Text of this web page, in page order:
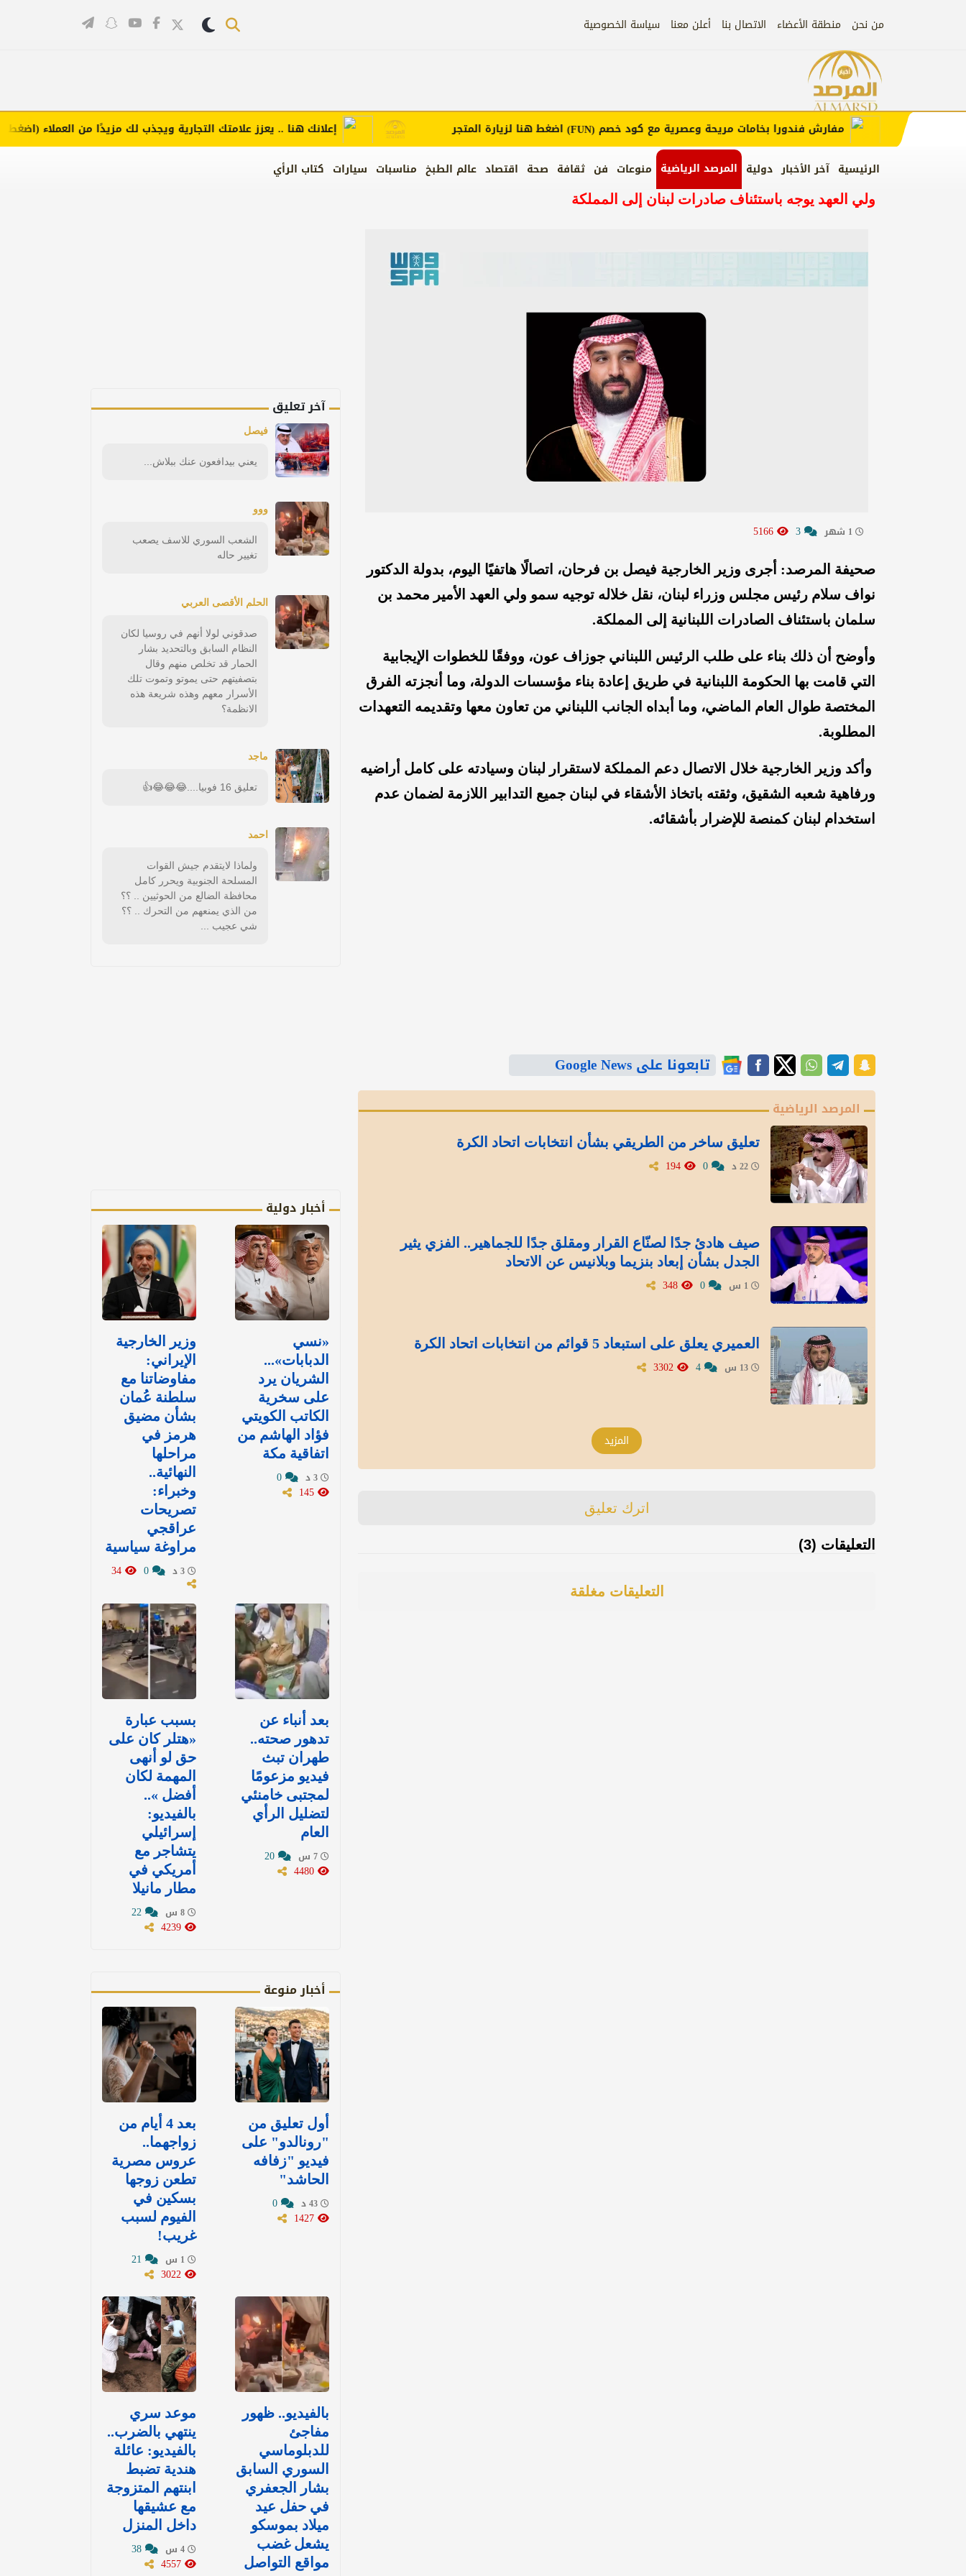
من نحن منطقة الأعضاء الاتصال بنا أعلن معنا سياسة الخصوصية
الرئيسية آخر الأخبار دولية المرصد الرياضية منوعات فن ثقافة صحة اقتصاد عالم الطبخ مناسبات سيارات كتاب الرأي
إعلانك هنا .. يعزز علامتك التجارية ويجذب لك مزيدًا من العملاء (اضغط لطلب مفارش فندورا بخامات مريحة وعصرية مع كود خصم(FUN)اضغط هنا لزيارة المتجر
ولي العهد يوجه باستئناف صادرات لبنان إلى المملكة
صحيفة المرصد: أجرى وزير الخارجية فيصل بن فرحان، اتصالًا هاتفيًا اليوم، بدولة الدكتور
نواف سلام رئيس مجلس وزراء لبنان، نقل خلاله توجيه سمو ولي العهد الأمير محمد بن
سلمان باستئناف الصادرات اللبنانية إلى المملكة.
وأوضح أن ذلك بناء على طلب الرئيس اللبناني جوزاف عون، ووفقًا للخطوات الإيجابية
التي قامت بها الحكومة اللبنانية في طريق إعادة بناء مؤسسات الدولة، وما أنجزته الفرق
المختصة طوال العام الماضي، وما أبداه الجانب اللبناني من تعاون معها وتقديمه التعهدات
المطلوبة.
وأكد وزير الخارجية خلال الاتصال دعم المملكة لاستقرار لبنان وسيادته على كامل أراضيه
ورفاهية شعبه الشقيق، وثقته باتخاذ الأشقاء في لبنان جميع التدابير اللازمة لضمان عدم
استخدام لبنان كمنصة للإضرار بأشقائه.
تابعونا على Google News
المرصد الرياضية
تعليق ساخر من الطريقي بشأن انتخابات اتحاد الكرة
صيف هادئ جدًا لصنّاع القرار ومقلق جدًا للجماهير.. الفزي يثير
الجدل بشأن إبعاد بنزيما وبلانيس عن الاتحاد
العميري يعلق على استبعاد 5 قوائم من انتخابات اتحاد الكرة
المزيد
اترك تعليق
التعليقات (3)
التعليقات مغلقة
آخر تعليق
فيصل
يعني بيدافعون عنك ببلاش...
ووو
الشعب السوري للاسف يصعب
تغيير حاله
الحلم الأقصى العربي
صدقوني لولا أنهم في روسيا لكان
النظام السابق وبالتحديد بشار
الحمار قد تخلص منهم وقال
بتصفيتهم حتى يموتو وتموت تلك
الأسرار معهم وهذه شريعة هذه
الانظمة؟
ماجد
تعليق 16 فوبيا....😂😂😂👍
احمد
ولماذا لايتقدم جيش القوات
المسلحة الجنوبية ويحرر كامل
محافظة الضالع من الحوثيين .. ؟؟
من الذي يمنعهم من التحرك .. ؟؟
شي عجيب ...
أخبار دولية
«نسي
الدبابات»...
الشريان يرد
على سخرية
الكاتب الكويتي
فؤاد الهاشم من
اتفاقية مكة
وزير الخارجية
الإيراني:
مفاوضاتنا مع
سلطنة عُمان
بشأن مضيق
هرمز في
مراحلها
النهائية..
وخبراء:
تصريحات
عراقجي
مراوغة سياسية
بعد أنباء عن
تدهور صحته..
طهران تبث
فيديو مزعومًا
لمجتبى خامنئي
لتضليل الرأي
العام
بسبب عبارة
«هتلر كان على
حق لو أنهى
المهمة لكان
أفضل »..
بالفيديو:
إسرائيلي
يتشاجر مع
أمريكي في
مطار مانيلا
أخبار منوعة
أول تعليق من
"رونالدو" على
فيديو "زفافه
الحاشد"
بعد 4 أيام من
زواجهما..
عروس مصرية
تطعن زوجها
بسكين في
الفيوم لسبب
غريب!
بالفيديو.. ظهور
مفاجئ
للدبلوماسي
السوري السابق
بشار الجعفري
في حفل عيد
ميلاد بموسكو
يشعل غضب
مواقع التواصل
موعد سري
ينتهي بالضرب..
بالفيديو: عائلة
هندية تضبط
ابنتهم المتزوجة
مع عشيقها
داخل المنزل